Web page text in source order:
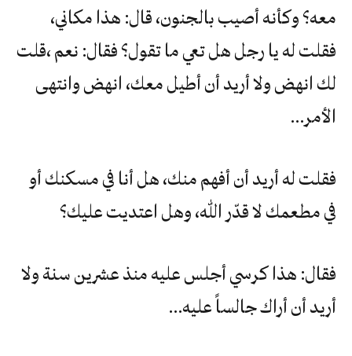
معه؟ وكأنه أصيب بالجنون، قال: هذا مكاني،
فقلت له يا رجل هل تعي ما تقول؟ فقال: نعم ،قلت
لك انهض ولا أريد أن أطيل معك، انهض وانتهى
الأمر…
فقلت له أريد أن أفهم منك، هل أنا في مسكنك أو
في مطعمك لا قدّر الله، وهل اعتديت عليك؟
فقال: هذا كرسي أجلس عليه منذ عشرين سنة ولا
أريد أن أراك جالساً عليه…